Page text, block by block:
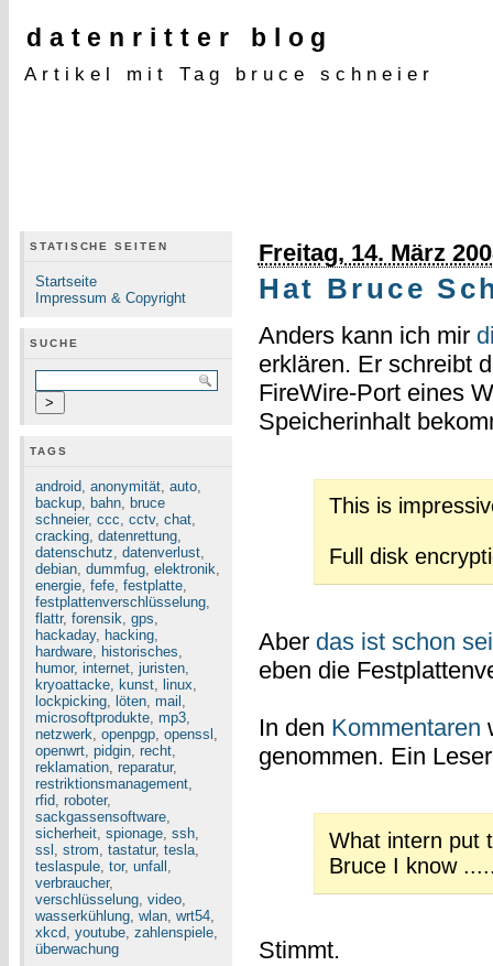
datenritter blog
Artikel mit Tag bruce schneier
STATISCHE SEITEN
Startseite
Impressum & Copyright
SUCHE
TAGS
android, anonymität, auto,
backup, bahn, bruce
schneier, ccc, cctv, chat,
cracking, datenrettung,
datenschutz, datenverlust,
debian, dummfug, elektronik,
energie, fefe, festplatte,
festplattenverschlüsselung,
flattr, forensik, gps,
hackaday, hacking,
hardware, historisches,
humor, internet, juristen,
kryoattacke, kunst, linux,
lockpicking, löten, mail ,
microsoftprodukte, mp3,
netzwerk, openpgp, openssl ,
openwrt, pidgin, recht,
reklamation, reparatur,
restriktionsmanagement,
rfid, roboter,
sackgassensoftware,
sicherheit, spionage, ssh,
ssl , strom, tastatur, tesla,
teslaspule, tor, unfall ,
verbraucher,
verschlüsselung, video,
wasserkühlung, wlan, wrt54,
xkcd, youtube, zahlenspiele,
überwachung
Freitag, 14. März
Hat Bruce
Anders kann ich mir
erklären. Er schreibt
FireWire-Port eines
Speicherinhalt
This is
Full disk
Aber das ist schon
eben die
In den Kommentaren
genommen. Ein
What intern put
Bruce I know
Stimmt.